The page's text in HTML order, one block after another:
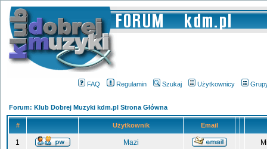
FAQ Regulamin Szukaj Użytkownicy
Forum: Klub Dobrej Muzyki kdm.pl Strona Główna
# Użytkownik Email
1 Mazi